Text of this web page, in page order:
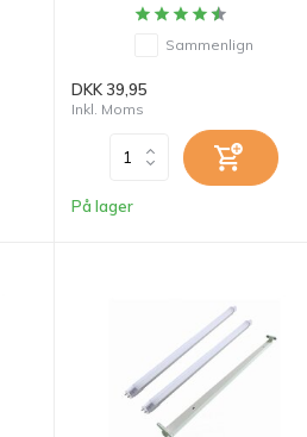
Sammenlign
DKK 39,95
Inkl. Moms
På lager